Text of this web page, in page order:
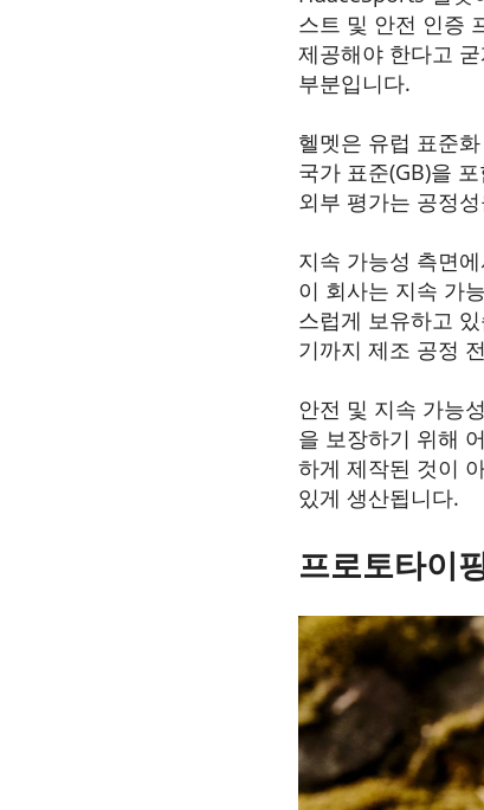
스트 및 안전 인증
제공해야 한다고
부분입니다.
헬멧은 유럽 표준
국가 표준(GB)을
외부 평가는 공정
지속 가능성 측면
이 회사는 지속 가
스럽게 보유하고
기까지 제조 공정
안전 및 지속 가능
을 보장하기 위해
하게 제작된 것이
있게 생산됩니다.
프로토타이